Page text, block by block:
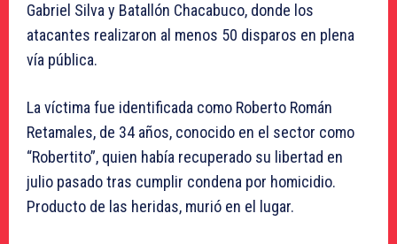
Gabriel Silva y Batallón Chacabuco, donde los
atacantes realizaron al menos 50 disparos en plena
vía pública.
La víctima fue identificada como Roberto Román
Retamales, de 34 años, conocido en el sector como
“Robertito”, quien había recuperado su libertad en
julio pasado tras cumplir condena por homicidio.
Producto de las heridas, murió en el lugar.